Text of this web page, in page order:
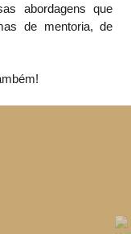
abordagens que
de mentoria, de